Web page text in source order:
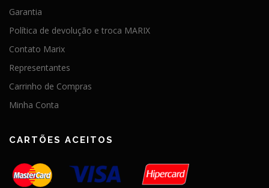
Garantia
Política de devolução e troca MARIX
Contato Marix
Representantes
Carrinho de Compras
Minha Conta
CARTÕES ACEITOS